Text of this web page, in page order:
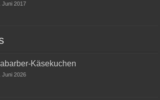
Juni 2017
Käsekuchen
Juni 2026